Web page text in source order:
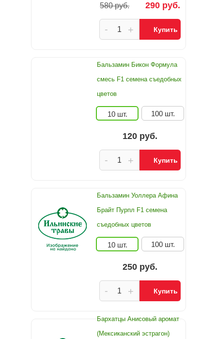
580 руб. 290 руб.
+
- Купить
Бальзамин Бикон Формула
смесь F1 семена съедобных
цветов
10 шт. 100 шт.
120 руб.
+
- Купить
Бальзамин Уоллера Афина
Брайт Пурпл F1 семена
съедобных цветов
10 шт. 100 шт.
250 руб.
+
- Купить
Бархатцы Анисовый аромат
(Мексиканский эстрагон)